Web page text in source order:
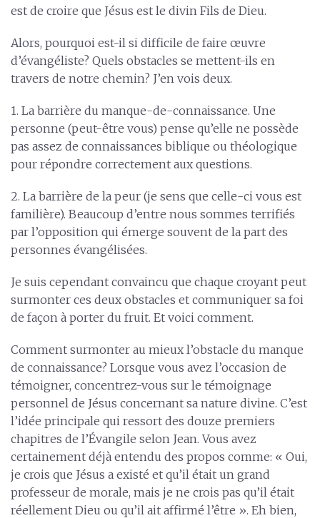
est de croire que Jésus est le divin Fils de Dieu.
Alors, pourquoi est-il si difficile de faire œuvre
d’évangéliste? Quels obstacles se mettent-ils en
travers de notre chemin? J’en vois deux.
1. La barrière du manque-de-connaissance. Une
personne (peut-être vous) pense qu’elle ne possède
pas assez de connaissances biblique ou théologique
pour répondre correctement aux questions.
2. La barrière de la peur (je sens que celle-ci vous est
familière). Beaucoup d’entre nous sommes terrifiés
par l’opposition qui émerge souvent de la part des
personnes évangélisées.
Je suis cependant convaincu que chaque croyant peut
surmonter ces deux obstacles et communiquer sa foi
de façon à porter du fruit. Et voici comment.
Comment surmonter au mieux l’obstacle du manque
de connaissance? Lorsque vous avez l’occasion de
témoigner, concentrez-vous sur le témoignage
personnel de Jésus concernant sa nature divine. C’est
l’idée principale qui ressort des douze premiers
chapitres de l’Évangile selon Jean. Vous avez
certainement déjà entendu des propos comme: « Oui,
je crois que Jésus a existé et qu’il était un grand
professeur de morale, mais je ne crois pas qu’il était
réellement Dieu ou qu’il ait affirmé l’être ». Eh bien,